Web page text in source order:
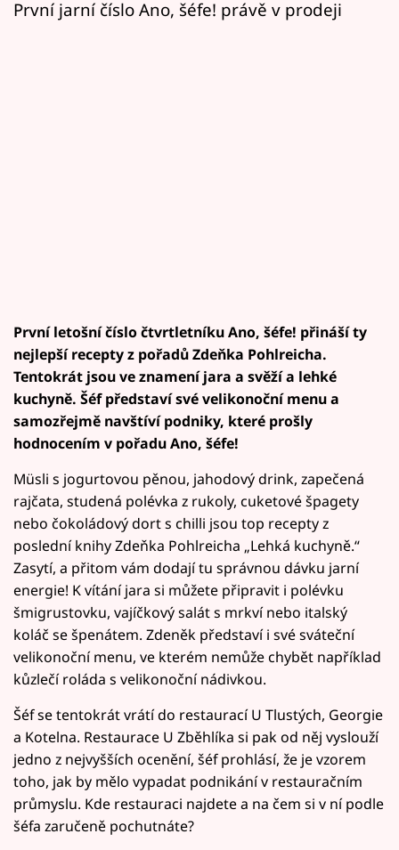
Pořady
První jarní číslo Ano, šéfe! právě v prodeji
První letošní číslo čtvrtletníku Ano, šéfe! přináší ty
nejlepší recepty z pořadů Zdeňka Pohlreicha.
Tentokrát jsou ve znamení jara a svěží a lehké
kuchyně. Šéf představí své velikonoční menu a
samozřejmě navštíví podniky, které prošly
hodnocením v pořadu Ano, šéfe!
Müsli s jogurtovou pěnou, jahodový drink, zapečená
rajčata, studená polévka z rukoly, cuketové špagety
nebo čokoládový dort s chilli jsou top recepty z
poslední knihy Zdeňka Pohlreicha „Lehká kuchyně.“
Zasytí, a přitom vám dodají tu správnou dávku jarní
energie! K vítání jara si můžete připravit i polévku
šmigrustovku, vajíčkový salát s mrkví nebo italský
koláč se špenátem. Zdeněk představí i své sváteční
velikonoční menu, ve kterém nemůže chybět například
kůzlečí roláda s velikonoční nádivkou.
Šéf se tentokrát vrátí do restaurací U Tlustých, Georgie
a Kotelna. Restaurace U Zběhlíka si pak od něj vyslouží
jedno z nejvyšších ocenění, šéf prohlásí, že je vzorem
toho, jak by mělo vypadat podnikání v restauračním
průmyslu. Kde restauraci najdete a na čem si v ní podle
šéfa zaručeně pochutnáte?